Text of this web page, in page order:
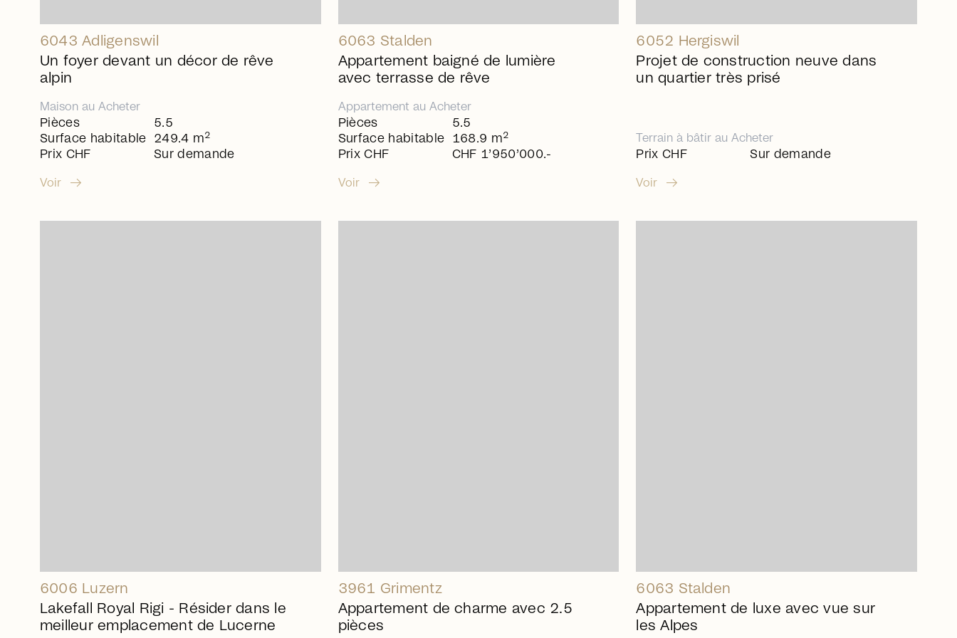
6043 Adligenswil
Un foyer devant un décor de rêve
alpin
Maison au Acheter
Pièces
Surface habitable
Prix CHF
5.5
249.4 m2
Sur demande
Voir arrow_right_alt
6063 Stalden
Appartement baigné de lumière
avec terrasse de rêve
Appartement au Acheter
Pièces
Surface habitable
Prix CHF
5.5
168.9 m2
CHF 1’950’000.-
Voir arrow_right_alt
6052 Hergiswil
Projet de construction neuve dans
un quartier très prisé
Terrain à bâtir auAcheter
Prix CHF Sur demande
Voir arrow_right_alt
6006 Luzern
Lakefall Royal Rigi - Résider dans le
meilleur emplacement de Lucerne
3961 Grimentz
Appartement de charme avec 2.5
pièces
6063 Stalden
Appartement de luxe avec vue sur
les Alpes